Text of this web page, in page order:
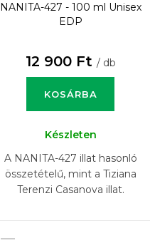
NANITA-427 - 100 ml Unisex
EDP
12 900 Ft / db
KOSÁRBA
Készleten
A NANITA-427 illat hasonló
összetételű, mint a Tiziana
Terenzi Casanova illat.